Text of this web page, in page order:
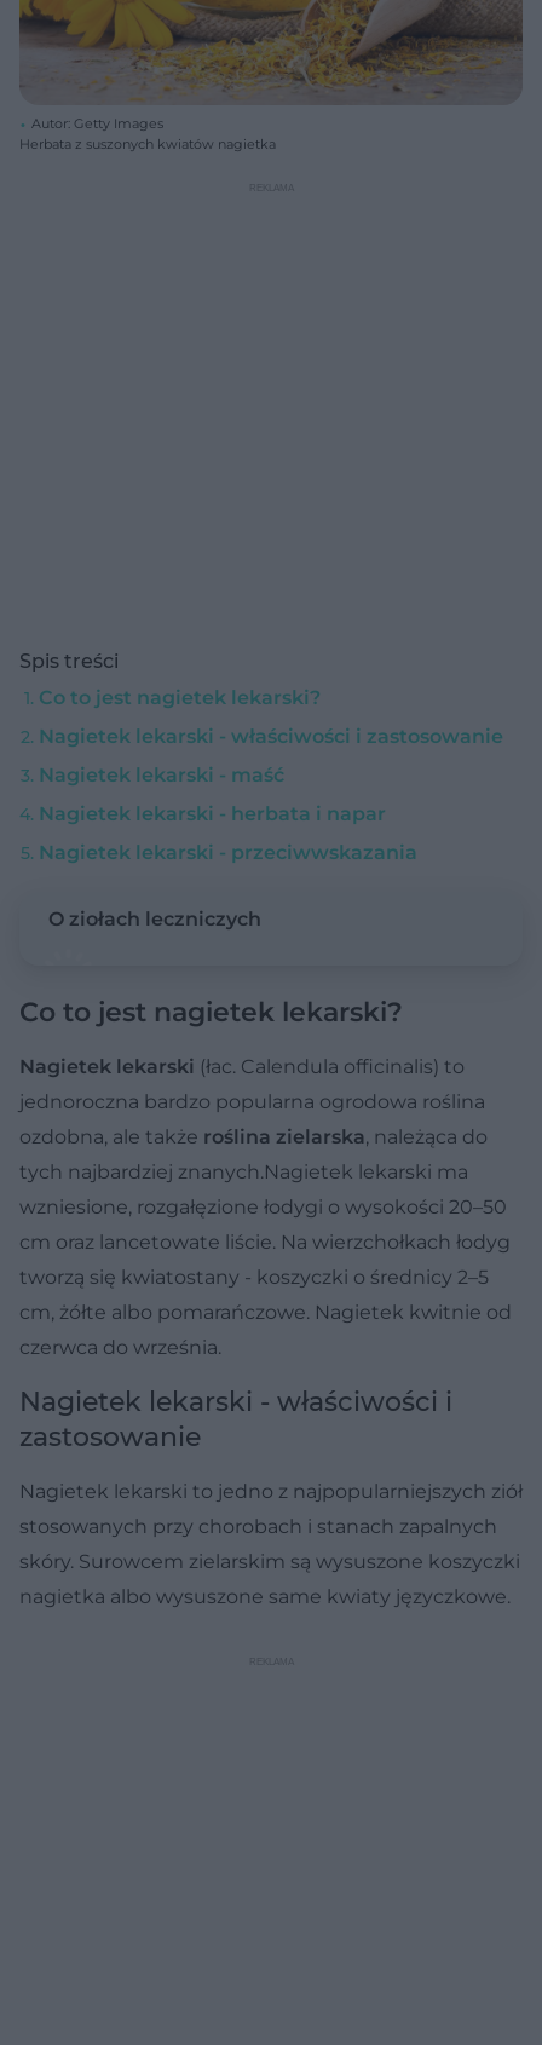
Autor: Getty Images
Herbata z suszonych kwiatów nagietka
Spis treści
Co to jest nagietek lekarski?
Nagietek lekarski - właściwości i zastosowanie
Nagietek lekarski - maść
Nagietek lekarski - herbata i napar
Nagietek lekarski - przeciwwskazania
O ziołach leczniczych
Co to jest nagietek lekarski?
Nagietek lekarski (łac. Calendula officinalis) to
jednoroczna bardzo popularna ogrodowa roślina
ozdobna, ale także roślina zielarska, należąca do
tych najbardziej znanych.Nagietek lekarski ma
wzniesione, rozgałęzione łodygi o wysokości 20–50
cm oraz lancetowate liście. Na wierzchołkach łodyg
tworzą się kwiatostany - koszyczki o średnicy 2–5
cm, żółte albo pomarańczowe. Nagietek kwitnie od
czerwca do września.
Nagietek lekarski - właściwości i
zastosowanie
Nagietek lekarski to jedno z najpopularniejszych ziół
stosowanych przy chorobach i stanach zapalnych
skóry. Surowcem zielarskim są wysuszone koszyczki
nagietka albo wysuszone same kwiaty języczkowe.